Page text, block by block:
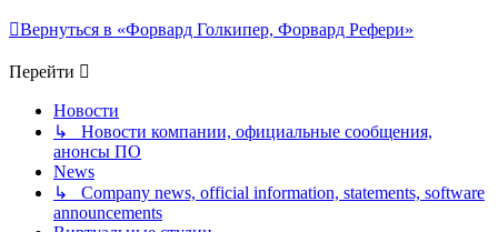
Вернуться в «Форвард Голкипер, Форвард Рефери»
Перейти
Новости
↳ Новости компании, официальные сообщения,
анонсы ПО
News
↳ Company news, official information, statements, software
announcements